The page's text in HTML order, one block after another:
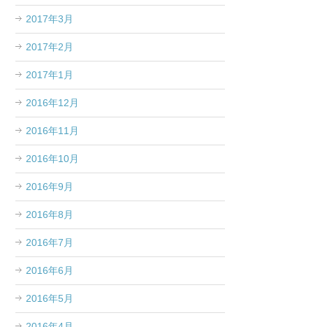
2017年3月
2017年2月
2017年1月
2016年12月
2016年11月
2016年10月
2016年9月
2016年8月
2016年7月
2016年6月
2016年5月